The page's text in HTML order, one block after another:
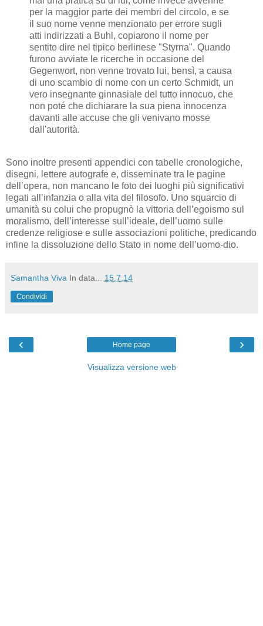
per la maggior parte dei membri del circolo, e se
il suo nome venne menzionato per errore sugli
atti indirizzati a Buhl, copiarono il nome per
sentito dire nel tipico berlinese "Styrna". Quando
furono avviate le ricerche in occasione del
Gegenwort, non venne trovato lui, bensì, a causa
di uno scambio di nome con un certo Schmidt, un
vero insegnante ginnasiale del tutto innocuo, che
non poté che dichiarare la sua piena innocenza
davanti alle accuse che gli venivano mosse
dall'autorità.
Sono inoltre presenti appendici con tabelle cronologiche,
disegni, lettere autografe e, disseminate tra le pagine
dell’opera, non mancano le foto dei luoghi più significativi
legati all’infanzia o alla vita del filosofo. Uno squarcio di
umanità su colui che propugnò la vittoria dell’egoismo sul
moralismo, dell’interesse sull’ideale, dell’uomo sulle
credenze religiose e sulle associazioni politiche, predicando
infine la dissoluzione dello Stato in nome dell’uomo-dio.
Samantha Viva In data... 15.7.14
Condividi
‹ ›
Home page
Visualizza versione web